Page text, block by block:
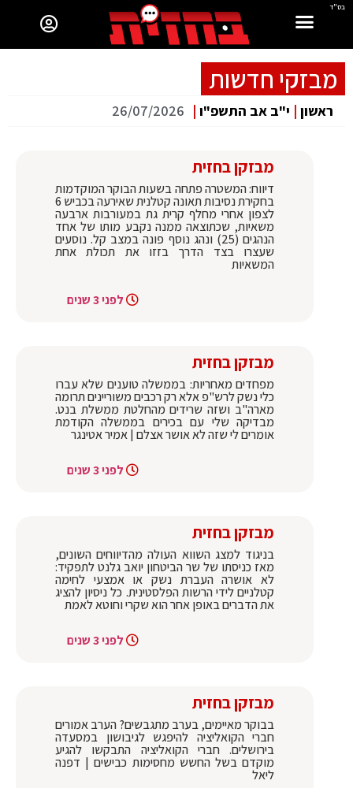
בס"ד
מבזקי חדשות
ראשון | י"ב אב התשפ"ו |
26/07/2026
מבזקן בחזית
דיווח: המשטרה פתחה בשעות הבוקר המוקדמות
בחקירת נסיבות תאונה קטלנית שאירעה בכביש 6
לצפון אחרי מחלף קרית גת במעורבות ארבעה
משאיות, שכתוצאה ממנה נקבע מותו של אחד
הנהגים (25) ונהג נוסף פונה במצב קל. נוסעים
שעצרו בצד הדרך בזזו את תכולת אחת
המשאיות
לפני 3 שנים
מבזקן בחזית
מפחדים מאחריות: בממשלה טוענים שלא עברו
כלי נשק לרש"פ אלא רק רכבים משוריינים תרומה
מארה"ב ושזה שרידים מהחלטת ממשלת בנט.
מבדיקה שלי עם בכירים בממשלה הקודמת
אומרים לי שזה לא אושר אצלם | אמיר אטינגר
לפני 3 שנים
מבזקן בחזית
בניגוד למצג השווא העולה מהדיווחים השונים,
מאז כניסתו של שר הביטחון יואב גלנט לתפקיד:
לא אושרה העברת נשק או אמצעי לחימה
קטלניים לידי הרשות הפלסטינית. כל ניסיון להציג
את הדברים באופן אחר הוא שקרי וחוטא לאמת
לפני 3 שנים
מבזקן בחזית
בבוקר מאיימים, בערב מתגבשים? הערב אמורים
חברי הקואליציה להיפגש לגיבושון במסעדה
בירושלים. חברי הקואליציה התבקשו להגיע
מוקדם בשל החשש מחסימות כבישים | דפנה
ליאל